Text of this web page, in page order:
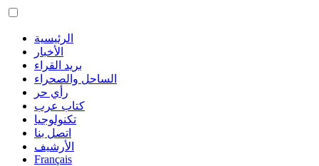
الرئيسية
الأخبار
بريد القراء
الساحل والصحراء
رأي حر
كتاب عرب
تكنولوجيا
اتصل بنا
الأرشيف
Français